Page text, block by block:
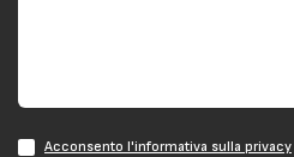
Acconsento l'informativa sulla privacy